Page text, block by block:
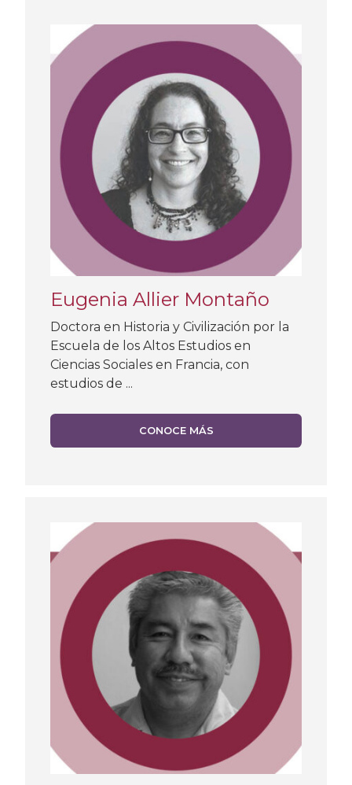
Eugenia Allier Montaño
Doctora en Historia y Civilización por la
Escuela de los Altos Estudios en
Ciencias Sociales en Francia, con
estudios de ...
CONOCE MÁS